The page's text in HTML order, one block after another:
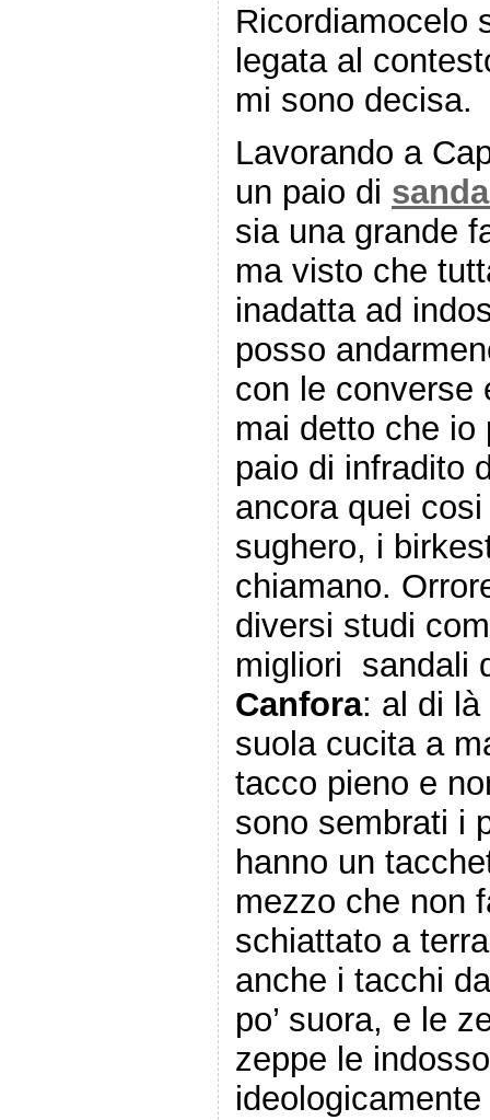
Ricordiamocelo
legata al
mi sono decisa.
Lavorando a
un paio di
sia una grande
ma visto che
inadatta ad
posso
con le converse
mai detto che io
paio di infradito
ancora quei
sughero, i
chiamano.
diversi studi
migliori sandali
Canfora: al di là
suola cucita a
tacco pieno e
sono sembrati i
hanno un
mezzo che non
schiattato a
anche i tacchi
po’ suora, e le
zeppe le